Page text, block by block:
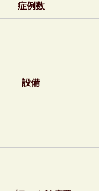
症例数
設備